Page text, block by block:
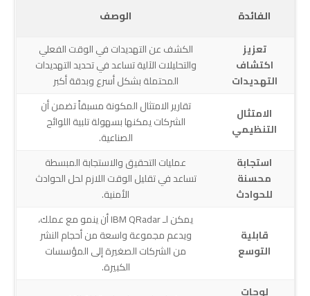
الفائدة
الوصف
تعزيز
اكتشاف
التهديدات
الكشف عن التهديدات في الوقت الفعلي
والتحليلات الآلية تساعد في تحديد التهديدات
المحتملة بشكل أسرع وبدقة أكبر
الامتثال
التنظيمي
تقارير الامتثال المكونة مسبقاً تضمن أن
الشركات يمكنها بسهولة تلبية اللوائح
الصناعية.
استجابة
محسنة
للحوادث
عمليات التحقيق والاستجابة المبسطة
تساعد في تقليل الوقت اللازم لحل الحوادث
الأمنية.
قابلية
التوسع
يمكن لـ IBM QRadar أن ينمو مع عملك،
ويدعم مجموعة واسعة من أحجام النشر
من الشركات الصغيرة إلى المؤسسات
الكبيرة.
لوحات